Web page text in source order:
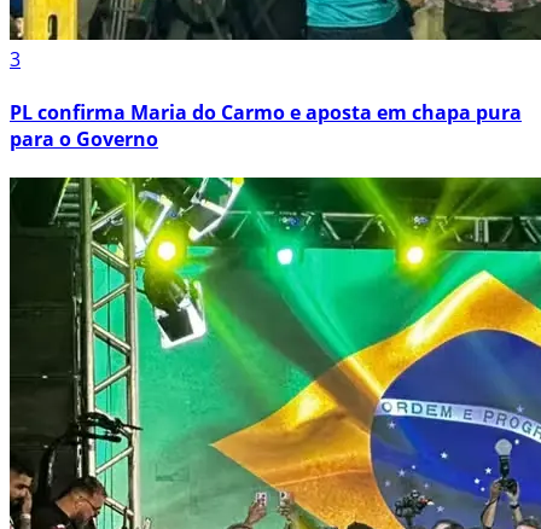
3
PL confirma Maria do Carmo e aposta em chapa pura
para o Governo